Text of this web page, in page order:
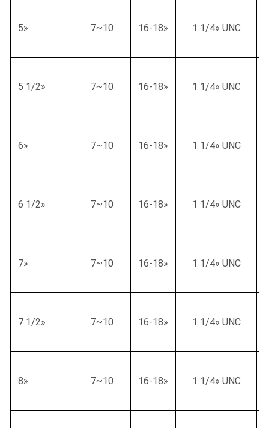
5» 7~10 16-18» 1 1/4» UNC
5 1/2» 7~10 16-18» 1 1/4» UNC
6» 7~10 16-18» 1 1/4» UNC
6 1/2» 7~10 16-18» 1 1/4» UNC
7» 7~10 16-18» 1 1/4» UNC
7 1/2» 7~10 16-18» 1 1/4» UNC
8» 7~10 16-18» 1 1/4» UNC